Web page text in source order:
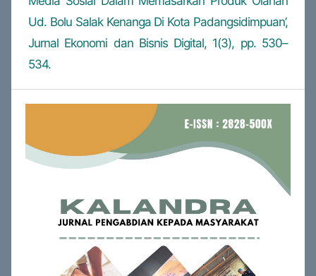
Ud. Bolu Salak Kenanga Di Kota Padangsidimpuan’,
Jurnal Ekonomi dan Bisnis Digital, 1(3), pp. 530–
534.